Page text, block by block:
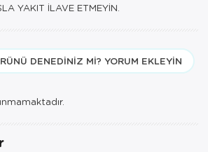
YAKIT İLAVE ETMEYİN.
DENEDINIZ MI? YORUM EKLEYIN